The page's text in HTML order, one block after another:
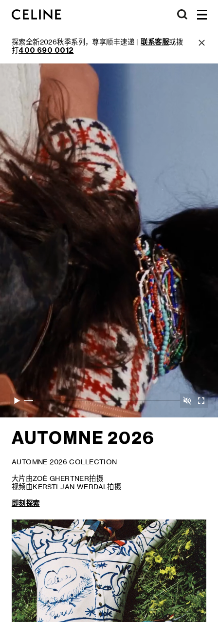
探索全新2026秋季系列，尊享顺丰速递 |联系客服或拨
打400 690 0012
播放 取消静音
AUTOMNE 2026
AUTOMNE 2026 COLLECTION
大片由ZOË GHERTNER拍摄
视频由KERSTI JAN WERDAL拍摄
即刻探索